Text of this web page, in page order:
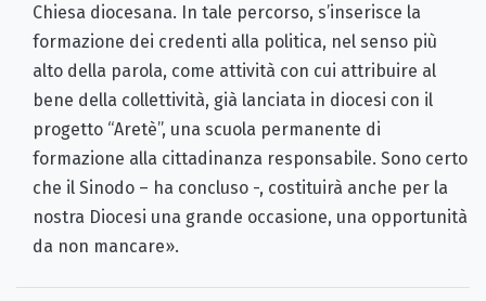
Chiesa diocesana. In tale percorso, s’inserisce la
formazione dei credenti alla politica, nel senso più
alto della parola, come attività con cui attribuire al
bene della collettività, già lanciata in diocesi con il
progetto “Aretè”, una scuola permanente di
formazione alla cittadinanza responsabile. Sono certo
che il Sinodo – ha concluso -, costituirà anche per la
nostra Diocesi una grande occasione, una opportunità
da non mancare».